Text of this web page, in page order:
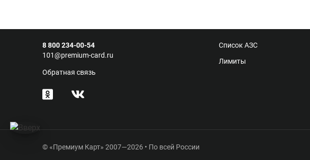
8 800 234-00-54
101@premium-card.ru
Обратная связь
Список АЗС
Лимиты
© «Премиум Карт» 2007—2026 • По всей России